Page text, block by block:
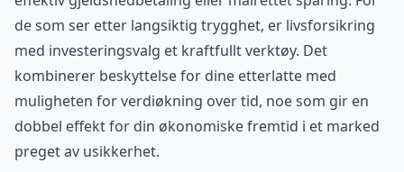
de som ser etter langsiktig trygghet, er livsforsikring
med investeringsvalg et kraftfullt verktøy. Det
kombinerer beskyttelse for dine etterlatte med
muligheten for verdiøkning over tid, noe som gir en
dobbel effekt for din økonomiske fremtid i et marked
preget av usikkerhet.